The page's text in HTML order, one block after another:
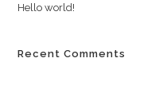
Hello world!
Recent Comments